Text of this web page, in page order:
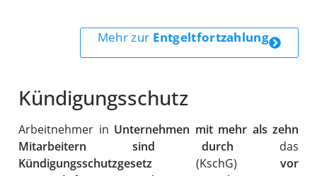
Mehr zur Entgeltfortzahlung
Kündigungsschutz
Arbeitnehmer in Unternehmen mit mehr als zehn
Mitarbeitern sind durch das
Kündigungsschutzgesetz (KschG) vor